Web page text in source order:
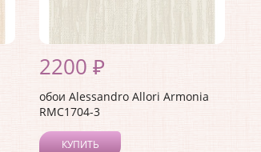
2200 ₽
обои Alessandro Allori Armonia
RMC1704-3
КУПИТЬ